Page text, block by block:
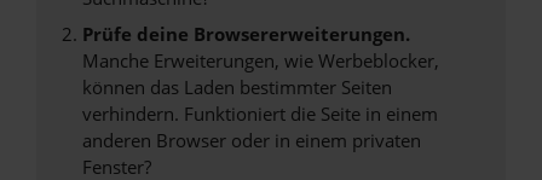
Prüfe deine Browsererweiterungen.
Manche Erweiterungen, wie Werbeblocker,
können das Laden bestimmter Seiten
verhindern. Funktioniert die Seite in einem
anderen Browser oder in einem privaten
Fenster?